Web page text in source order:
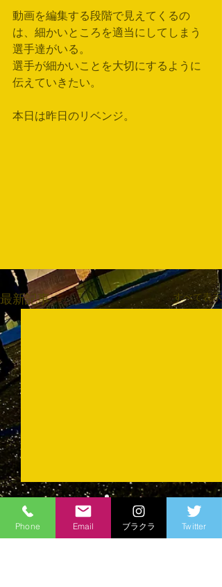
動画を編集する段階で見えてくるの
は、細かいところを適当にしてしまう
選手達がいる。
選手が細かいことを大切にするように
伝えていきたい。
本日は昨日のリベンジ。
最新記事 すべて表示
Phone Email ブラクラ Twitter